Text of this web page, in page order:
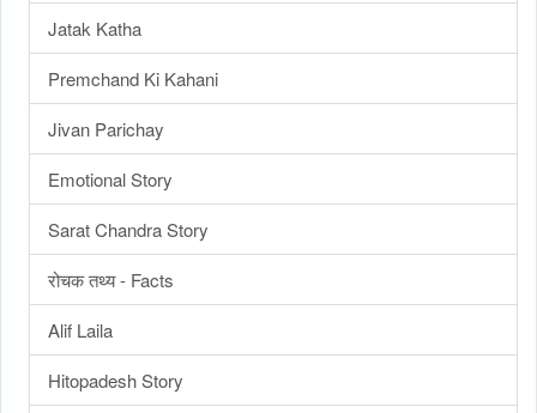
Jatak Katha
Premchand Ki Kahani
Jivan Parichay
Emotional Story
Sarat Chandra Story
रोचक तथ्य - Facts
Alif Laila
Hitopadesh Story